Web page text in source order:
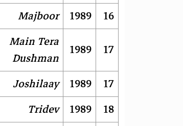
16
1989
Majboor
17
1989
Main Tera
Dushman
17
1989
Joshilaay
18
1989
Tridev